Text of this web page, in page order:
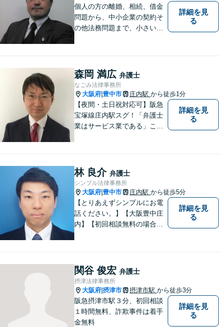
個人の方の離婚、相続、借金
問題から、中小企業の契約そ
の他法務問題まで、小さい事
す。
詳細を見
る
森岡 満広 弁護士
なごみ法律事務所
大阪府 豊中市 庄内駅 から徒歩1分
【夜間・土日祝対応可】阪急
宝塚線庄内駅スグ！「弁護士
業はサービス業である」こと
詳細を見
る
林 良介 弁護士
シンプル法律事務所
大阪府 豊中市 庄内駅 から徒歩5分
【とりあえずシンプルにお電
話ください。】【大阪豊中庄
内】【初回相談無料の場合あ
やWEB相談もございますので
お気軽にお問合せください】
詳細を見
る
関谷 俊宏 弁護士
摂津法律事務所
大阪府 摂津市 摂津市駅 から徒歩3分
阪急摂津市駅３分、初回相談
１時間無料、詐欺事件は着手
金無料
詳細を見
る